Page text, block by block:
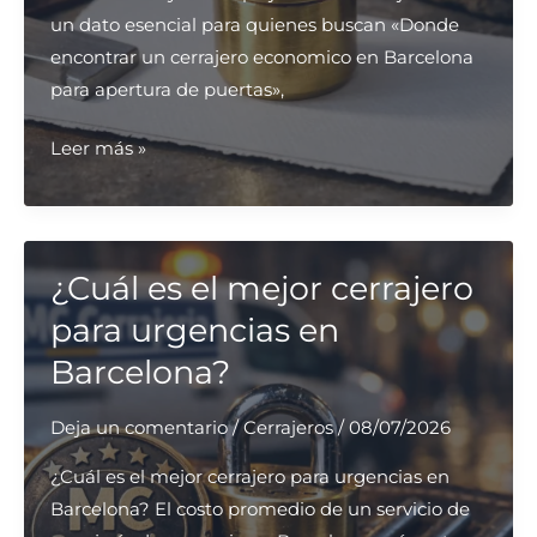
un dato esencial para quienes buscan «Donde
encontrar un cerrajero economico en Barcelona
para apertura de puertas»,
¿Dónde
un
cerrajero
económico
en
Barcelona
para
apertura
de
puertas?
Leer más »
¿Cuál es el mejor cerrajero
para urgencias en
Barcelona?
Deja un comentario /Cerrajeros/08/07/2026
¿Cuál es el mejor cerrajero para urgencias en
Barcelona? El costo promedio de un servicio de